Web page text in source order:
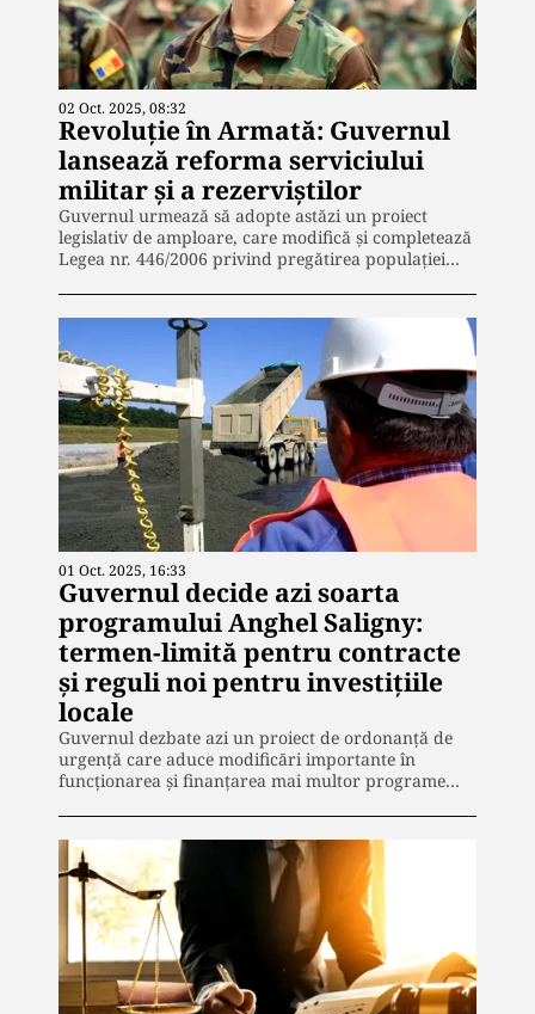
02 Oct. 2025, 08:32
Revoluție în Armată: Guvernul
lansează reforma serviciului
militar și a rezerviștilor
Guvernul urmează să adopte astăzi un proiect
legislativ de amploare, care modifică și completează
Legea nr. 446/2006 privind pregătirea populației…
01 Oct. 2025, 16:33
Guvernul decide azi soarta
programului Anghel Saligny:
termen-limită pentru contracte
și reguli noi pentru investițiile
locale
Guvernul dezbate azi un proiect de ordonanță de
urgență care aduce modificări importante în
funcționarea și finanțarea mai multor programe…